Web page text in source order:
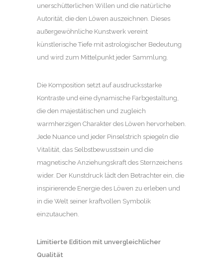
unerschütterlichen Willen und die natürliche
Autorität, die den Löwen auszeichnen. Dieses
außergewöhnliche Kunstwerk vereint
künstlerische Tiefe mit astrologischer Bedeutung
und wird zum Mittelpunkt jeder Sammlung.
Die Komposition setzt auf ausdrucksstarke
Kontraste und eine dynamische Farbgestaltung,
die den majestätischen und zugleich
warmherzigen Charakter des Löwen hervorheben.
Jede Nuance und jeder Pinselstrich spiegeln die
Vitalität, das Selbstbewusstsein und die
magnetische Anziehungskraft des Sternzeichens
wider. Der Kunstdruck lädt den Betrachter ein, die
inspirierende Energie des Löwen zu erleben und
in die Welt seiner kraftvollen Symbolik
einzutauchen.
Limitierte Edition mit unvergleichlicher
Qualität